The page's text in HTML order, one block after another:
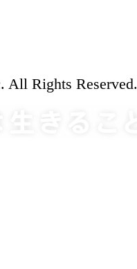
Rights Reserved.